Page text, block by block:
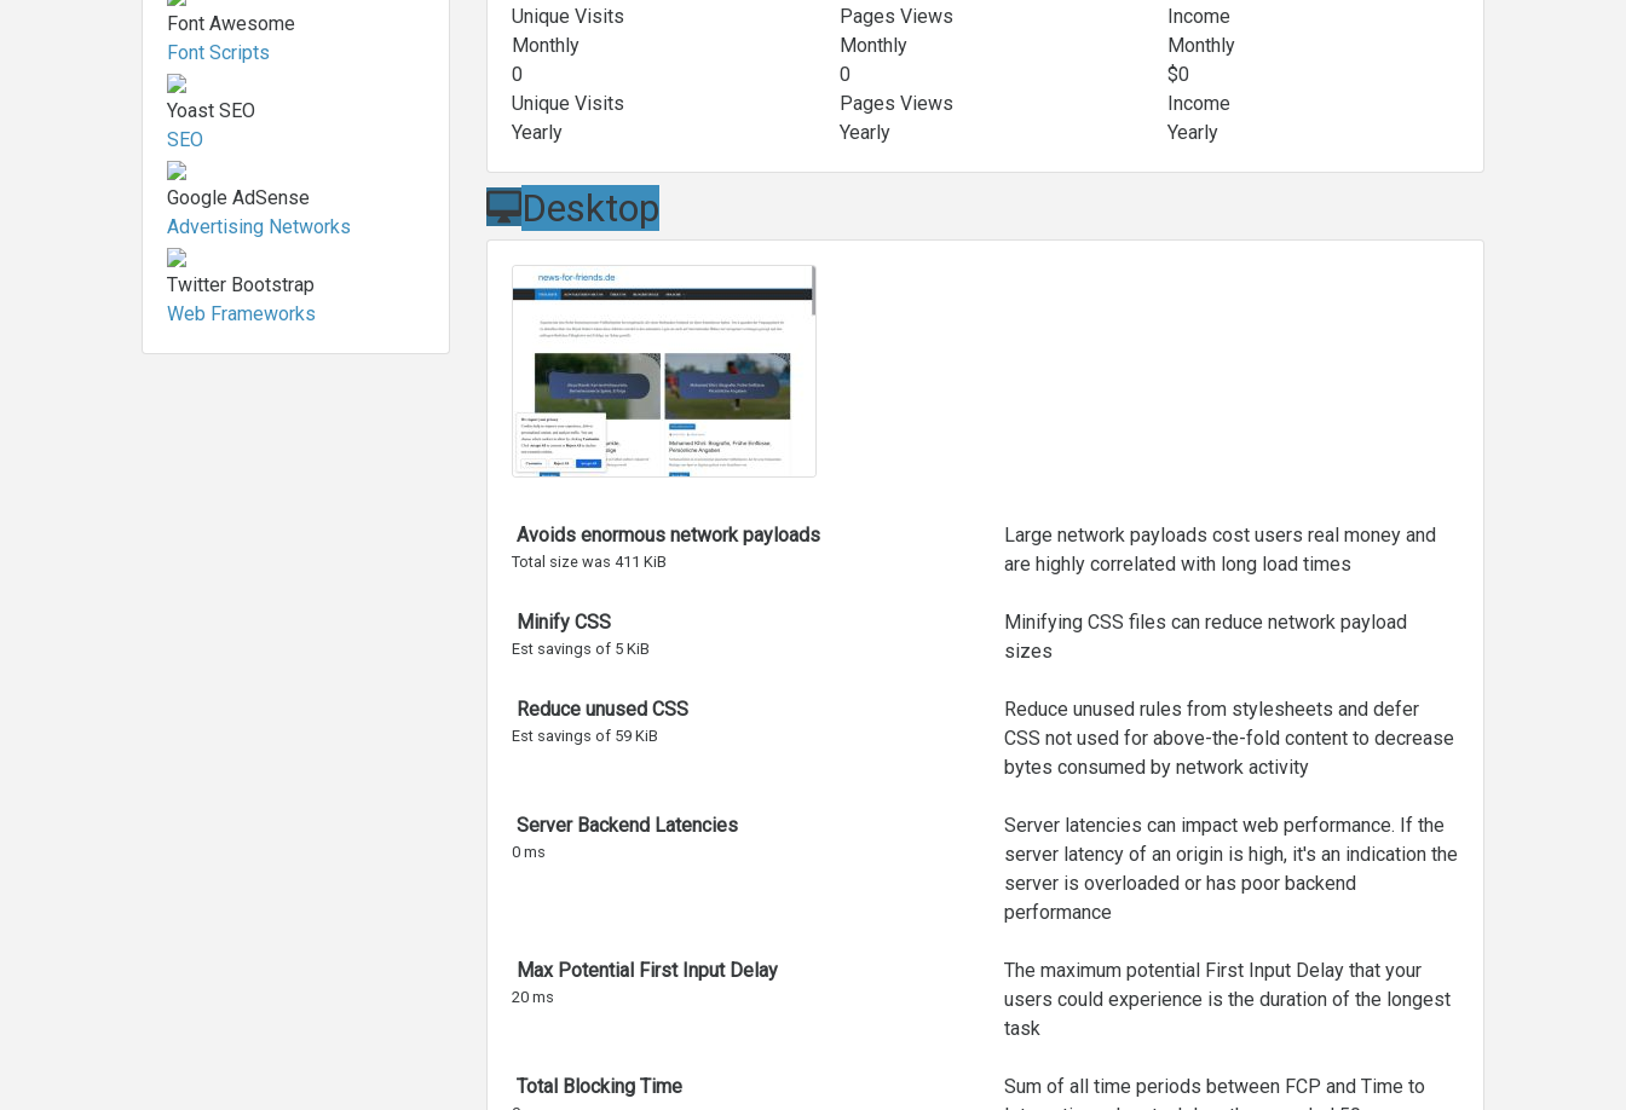
Font Awesome
Font Scripts
Yoast SEO
SEO
Google AdSense
Advertising Networks
Twitter Bootstrap
Web Frameworks
Unique Visits
Monthly
Pages Views
Monthly
Income
Monthly
0
Unique Visits
Yearly
0
Pages Views
Yearly
$0
Income
Yearly
Desktop
Avoids enormous network payloads
Total size was 411 KiB
Large network payloads cost users real money and
are highly correlated with long load times
Minify CSS
Est savings of 5 KiB
Minifying CSS files can reduce network payload
sizes
Reduce unused CSS
Est savings of 59 KiB
Reduce unused rules from stylesheets and defer
CSS not used for above-the-fold content to decrease
bytes consumed by network activity
Server Backend Latencies
0 ms
Server latencies can impact web performance. If the
server latency of an origin is high, it's an indication the
server is overloaded or has poor backend
performance
Max Potential First Input Delay
20 ms
The maximum potential First Input Delay that your
users could experience is the duration of the longest
task
Total Blocking Time
Sum of all time periods between FCP and Time to